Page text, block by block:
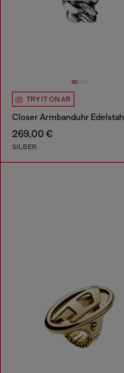
TRY IT ON AR
Closer Armbanduhr Edelstahl
269,00 €
SILBER